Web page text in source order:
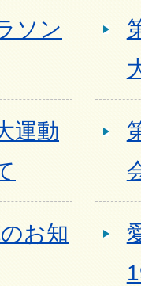
ソン
運動
お知